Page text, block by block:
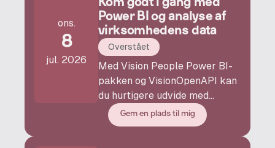
opretholder du dataintegritet
og reducerer risiko for svindel.
ons.
8
jul. 2026
Power BI og analyse af
virksomhedens data
Overstået
Med Vision People Power BI-
pakken og VisionOpenAPI kan
du hurtigere udvide med
yderligere rapporter og
dashboards, hvis I vil trække
Gem en plads til mig